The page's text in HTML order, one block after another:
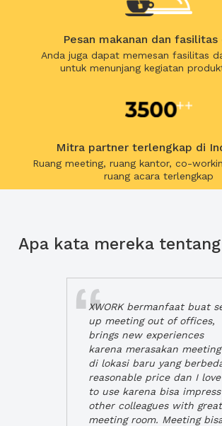
Pesan makanan dan fasilitas
Anda juga dapat memesan fasilitas
untuk menunjang kegiatan
Mitra partner terlengkap di
Ruang meeting, ruang kantor, co-
ruang acara terlengkap
Apa kata mereka tentang
XWORK bermanfaat buat
up meeting out of offices,
brings new experiences
karena merasakan meeting
di lokasi baru yang
reasonable price dan I love
to use karena bisa impress
other colleagues with great
meeting room. Meeting